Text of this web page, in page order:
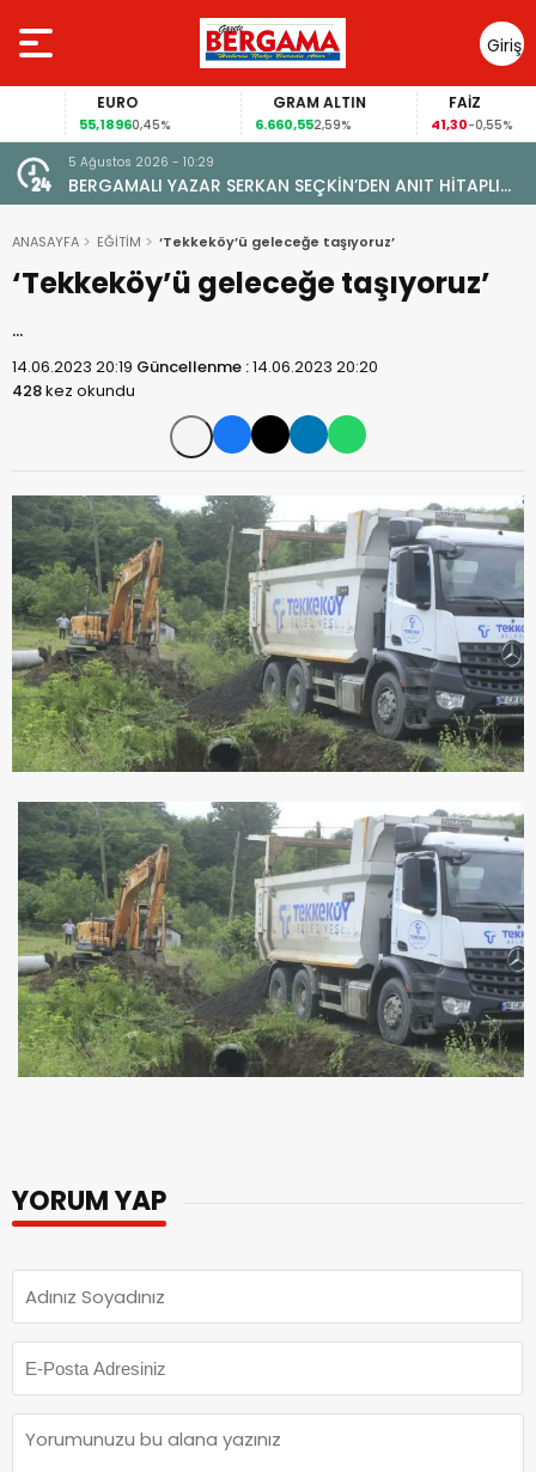
Giriş
Yap
EURO
55,18960,45%
GRAM ALTIN
6.660,552,59%
FAİZ
41,30-0,55%
5 Ağustos 2026 - 10:29
BERGAMALI YAZAR SERKAN SEÇKİN’DEN ANIT HİTAPLI
KİTAP: “PERGAMON’DAN ARTVİN’E”
ANASAYFA EĞİTİM ‘Tekkeköy’ü geleceğe taşıyoruz’
‘Tekkeköy’ü geleceğe taşıyoruz’
…
14.06.2023 20:19 Güncellenme :14.06.2023 20:20
428kez okundu
YORUM YAP